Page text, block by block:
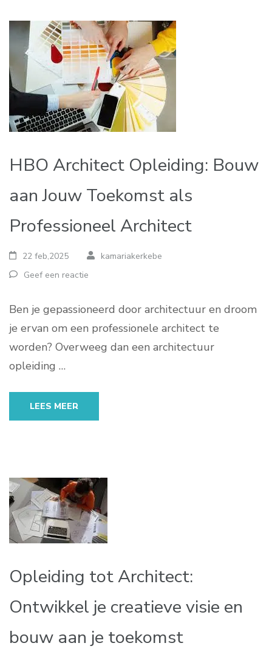
HBO Architect Opleiding: Bouw
aan Jouw Toekomst als
Professioneel Architect
22 feb,2025
kamariakerkebe
Geef een reactie
Ben je gepassioneerd door architectuur en droom
je ervan om een professionele architect te
worden? Overweeg dan een architectuur
opleiding …
LEES MEER
Opleiding tot Architect:
Ontwikkel je creatieve visie en
bouw aan je toekomst